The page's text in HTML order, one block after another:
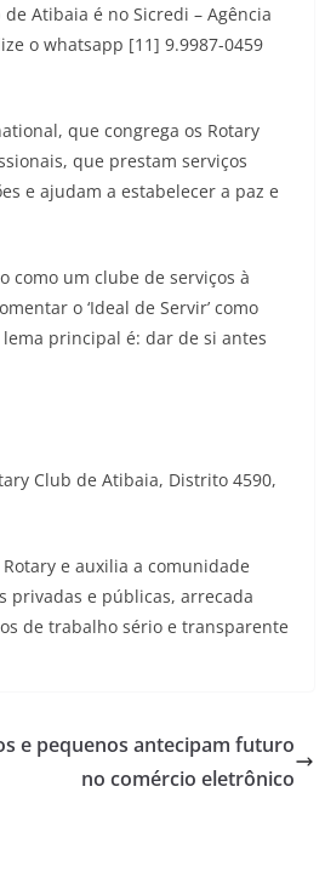
Atibaia é no Sicredi – Agência
o whatsapp [11] 9.9987-0459
que congrega os Rotary
que prestam serviços
e ajudam a estabelecer a paz e
como um clube de serviços à
o ‘Ideal de Servir’ como
principal é: dar de si antes
Club de Atibaia, Distrito 4590,
e auxilia a comunidade
privadas e públicas, arrecada
de trabalho sério e transparente
e pequenos antecipam futuro
no comércio eletrônico